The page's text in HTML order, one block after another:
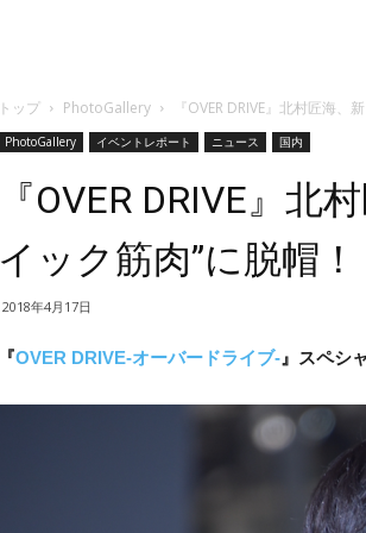
トップ PhotoGallery 『OVER DRIVE』北村匠海
PhotoGallery イベントレポート ニュース 国内
『OVER DRIVE』北
イック筋肉”に脱帽！
2018年4月17日
『OVER DRIVE-オーバードライブ- 』スペシ